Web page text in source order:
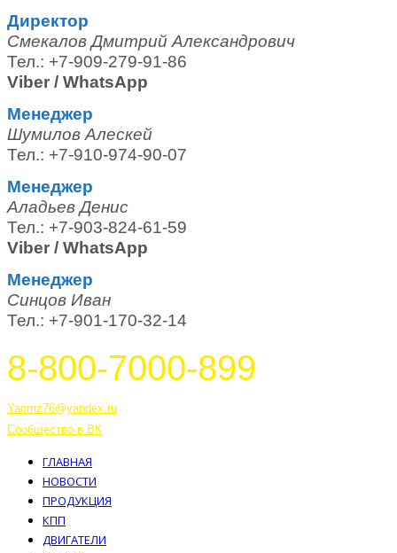
Директор
Смекалов Дмитрий Александрович
Тел.: +7-909-279-91-86
Viber / WhatsApp
Менеджер
Шумилов Алескей
Тел.: +7-910-974-90-07
Менеджер
Аладьев Денис
Тел.: +7-903-824-61-59
Viber / WhatsApp
Менеджер
Синцов Иван
Тел.: +7-901-170-32-14
8-800-7000-899
Yaomz76@yandex.ru
Сообщество в ВК
ГЛАВНАЯ
НОВОСТИ
ПРОДУКЦИЯ
КПП
ДВИГАТЕЛИ